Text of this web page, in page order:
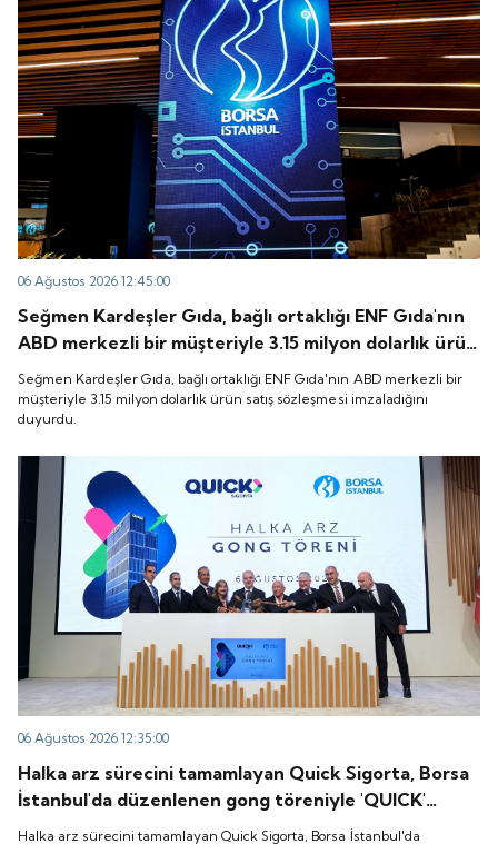
06 Ağustos 2026 12:45:00
Seğmen Kardeşler Gıda, bağlı ortaklığı ENF Gıda'nın
ABD merkezli bir müşteriyle 3.15 milyon dolarlık ürün
satış sözleşmesi imzaladığını duyurdu.
Seğmen Kardeşler Gıda, bağlı ortaklığı ENF Gıda'nın ABD merkezli bir
müşteriyle 3.15 milyon dolarlık ürün satış sözleşmesi imzaladığını
duyurdu.
06 Ağustos 2026 12:35:00
Halka arz sürecini tamamlayan Quick Sigorta, Borsa
İstanbul'da düzenlenen gong töreniyle 'QUICK'
koduyla işlem görmeye başladı.
Halka arz sürecini tamamlayan Quick Sigorta, Borsa İstanbul'da